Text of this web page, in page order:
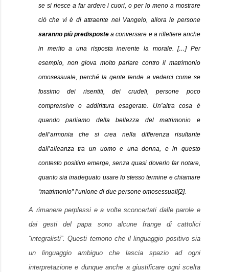
se si riesce a far ardere i cuori, o per lo meno a mostrare
ciò che vi è di attraente nel Vangelo, allora le persone
saranno più predisposte a conversare e a riflettere anche
in merito a una risposta inerente la morale. […] Per
esempio, non giova molto parlare contro il matrimonio
omosessuale, perché la gente tende a vederci come se
fossimo dei risentiti, dei crudeli, persone poco
comprensive o addirittura esagerate. Un’altra cosa è
quando parliamo della bellezza del matrimonio e
dell’armonia che si crea nella differenza risultante
dall’alleanza tra un uomo e una donna, e in questo
contesto positivo emerge, senza quasi doverlo far notare,
quanto sia inadeguato usare lo stesso termine e chiamare
“matrimonio” l’unione di due persone omosessuali[2].
A rimanere perplessi e a volte sconcertati dalle parole e
dai gesti del papa sono alcune frange di cattolici
“integralisti”. Questi temono che il linguaggio positivo sia
un linguaggio ambiguo che lascia spazio ad ogni
interpretazione e dunque anche a giustificare ogni scelta